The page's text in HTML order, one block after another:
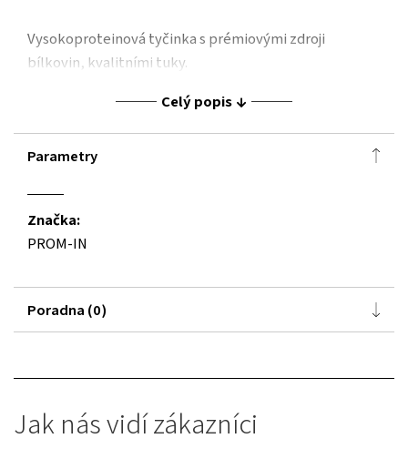
Vysokoproteinová tyčinka s prémiovými zdroji
bílkovin, kvalitními tuky.
Celý popis
Parametry
Značka:
PROM-IN
Poradna (0)
Jak nás vidí zákazníci